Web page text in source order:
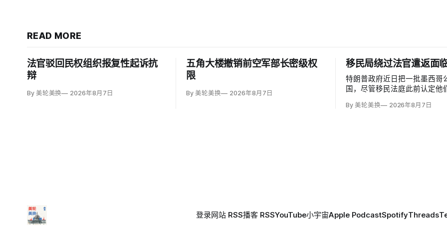
READ MORE
法官驳回民权组织报复性起诉抗
辩
By 美轮美换 2026年8月7日
五角大楼撤销前空军部长密级权
限
By 美轮美换 2026年8月7日
移民局绕过法官遣返面
特朗普政府近日把一批墨西哥
国，尽管移民法庭此前认定他
给予暂缓遣返保护。知情人士
By 美轮美换 2026年8月7日
登录网站 RSS播客 RSSYouTube小宇宙Apple PodcastSpotifyThreads